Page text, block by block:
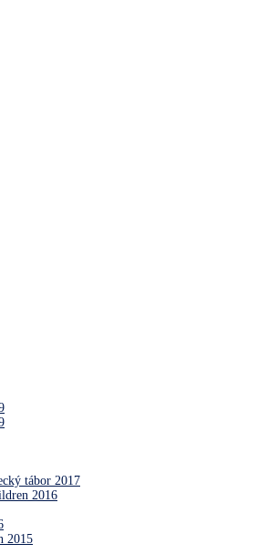
tábor 2017
2016
2015